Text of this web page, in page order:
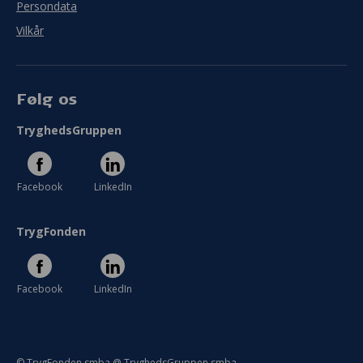
Persondata
Vilkår
Følg os
TryghedsGruppen
Facebook LinkedIn
TrygFonden
Facebook LinkedIn